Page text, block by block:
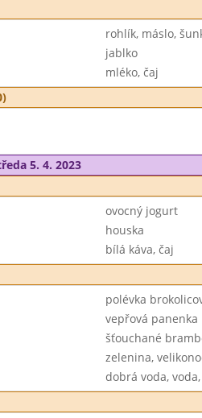
rohlík, máslo,
jablko
mléko, čaj
5. 4. 2023
ovocný jogurt
houska
bílá káva, čaj
polévka
vepřová
šťouchané
zelenina,
dobrá voda,